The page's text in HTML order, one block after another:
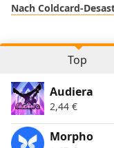
Nach Coldcard-
Top
Audiera
2,44 €
Morpho